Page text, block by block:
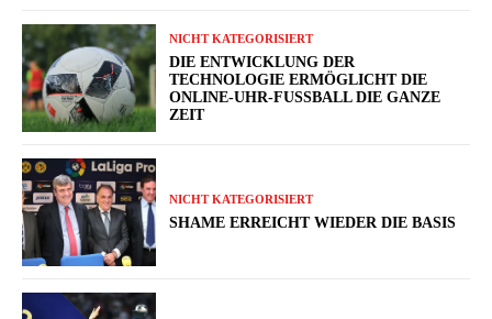
NICHT KATEGORISIERT
DIE ENTWICKLUNG DER
TECHNOLOGIE ERMÖGLICHT DIE
ONLINE-UHR-FUSSBALL DIE GANZE Z
EIT
NICHT KATEGORISIERT
SHAME ERREICHT WIEDER DIE BASIS